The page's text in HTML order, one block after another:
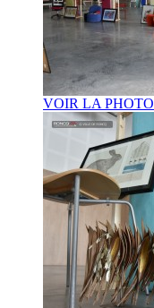
VOIR LA PHOTO